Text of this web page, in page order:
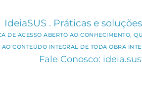
IdeiaSUS . Práticas e
DE ACESSO ABERTO AO CONHECIMENTO,
AO CONTEÚDO INTEGRAL DE TODA OBRA
Fale Conosco: